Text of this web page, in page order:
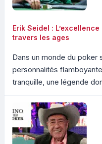
Erik Seidel :
travers les ages
Dans un monde du poker
personnalités
tranquille, une légende